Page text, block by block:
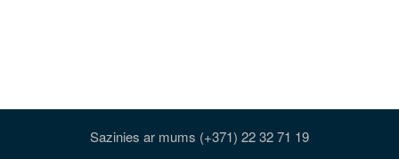
Sazinies ar mums (+371) 22 32 71 19